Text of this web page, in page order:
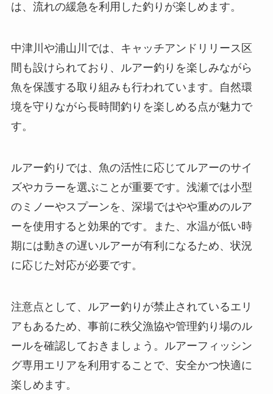
は、流れの緩急を利用した釣りが楽しめます。
中津川や浦山川では、キャッチアンドリリース区
間も設けられており、ルアー釣りを楽しみながら
魚を保護する取り組みも行われています。自然環
境を守りながら長時間釣りを楽しめる点が魅力で
す。
ルアー釣りでは、魚の活性に応じてルアーのサイ
ズやカラーを選ぶことが重要です。浅瀬では小型
のミノーやスプーンを、深場ではやや重めのルア
ーを使用すると効果的です。また、水温が低い時
期には動きの遅いルアーが有利になるため、状況
に応じた対応が必要です。
注意点として、ルアー釣りが禁止されているエリ
アもあるため、事前に秩父漁協や管理釣り場のル
ールを確認しておきましょう。ルアーフィッシン
グ専用エリアを利用することで、安全かつ快適に
楽しめます。